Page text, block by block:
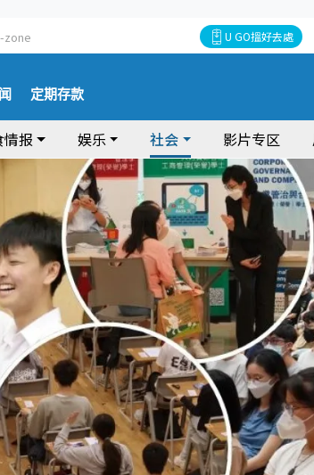
zone U GO搵好去處
定期存款
报 娱乐 社会 影片专区